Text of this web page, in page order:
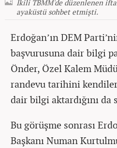
İkili TBMM'de düzenlenen
ayaküstü sohbet etmişti.
Erdoğan’ın DEM
başvurusuna dair bilgi
Önder, Özel Kalem
randevu tarihini
dair bilgi aktardığını da
Bu görüşme sonrası
Başkanı Numan